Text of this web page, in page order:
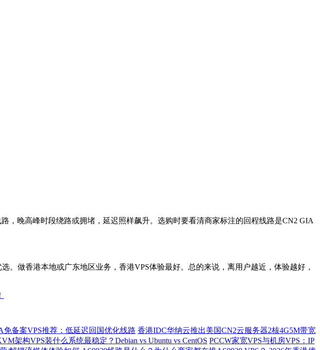
晚高峰时段绕路或拥堵，延迟照样飙升。选购时要看清商家标注的回程线路是CN2 GIA
做香港本地或广东地区业务，香港VPS体验最好。总的来说，离用户越近，体验越好，
免备案VPS推荐：低延迟回国优化线路 香港IDC华纳云推出美国CN2云服务器2核4G5M带宽
架构VPS装什么系统最稳定？Debian vs Ubuntu vs CentOS PCCW家宽VPS与机房VPS：IP